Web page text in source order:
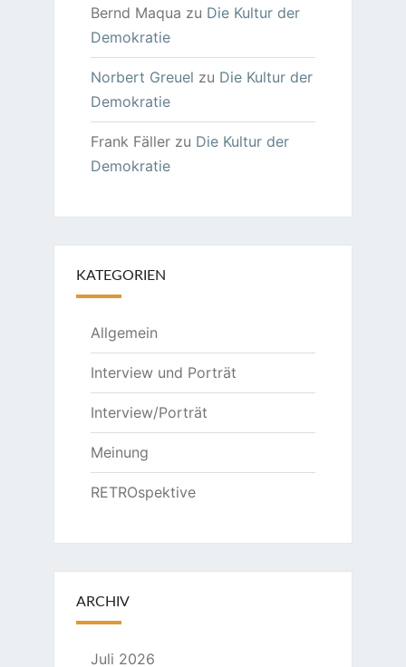
Bernd Maqua zu Die Kultur der
Demokratie
Norbert Greuel zu Die Kultur der
Demokratie
Frank Fällerzu Die Kultur der
Demokratie
KATEGORIEN
Allgemein
Interview und Porträt
Interview/Porträt
Meinung
RETROspektive
ARCHIV
Juli 2026